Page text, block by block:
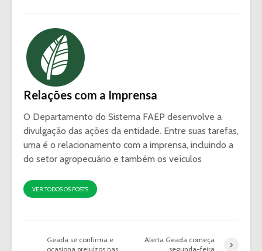
Relações com a Imprensa
O Departamento do Sistema FAEP desenvolve a
divulgação das ações da entidade. Entre suas tarefas,
uma é o relacionamento com a imprensa, incluindo a
do setor agropecuário e também os veículos
VER TODOS OS POSTS
Geada se confirma e
ocasiona prejuízos nas
Alerta Geada começa
segunda-feira